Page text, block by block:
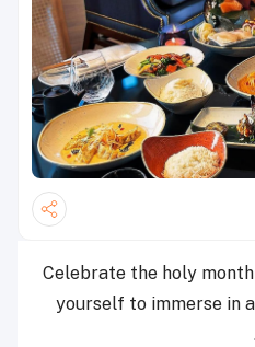
Celebrate the holy
yourself to immerse in